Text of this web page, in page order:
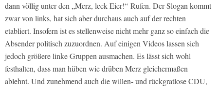
dann völlig unter den „Merz, leck Eier!“-Rufen. Der Slogan kommt
zwar von links, hat sich aber durchaus auch auf der rechten
etabliert. Insofern ist es stellenweise nicht mehr ganz so einfach die
Absender politisch zuzuordnen. Auf einigen Videos lassen sich
jedoch größere linke Gruppen ausmachen. Es lässt sich wohl
festhalten, dass man hüben wie drüben Merz gleichermaßen
ablehnt. Und zunehmend auch die willen- und rückgratlose CDU,